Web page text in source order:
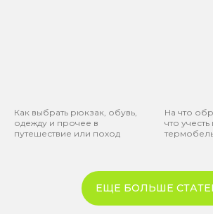
Как выбрать рюкзак, обувь,
одежду и прочее в
путешествие или поход
На что
что
ЕЩЕ БОЛЬШЕ